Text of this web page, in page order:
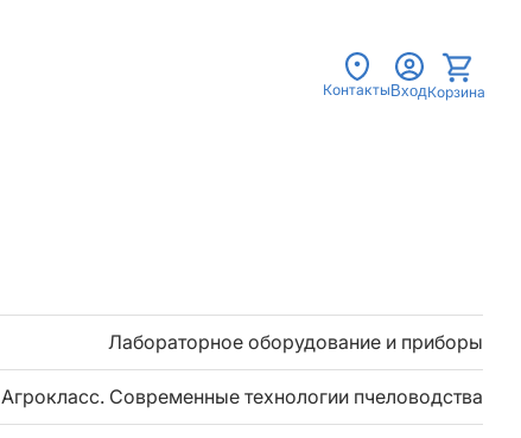
Контакты ВходКорзина
Лабораторное оборудование и приборы
Агрокласс. Современные технологии пчеловодства